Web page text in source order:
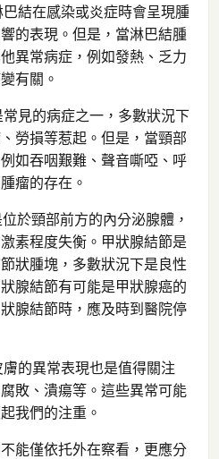
結在感染或炎症時會呈現腫
的表現。但是，當淋巴結腫
異常病症，例如發熱、乏力
有關。
見的病症之一，多數狀況下
勞損等惹起。但是，當頸部
如吞咽艱難、聲音嘶啞、呼
瘤的存在。
於頸部前方的內分泌腺體，
素程度失衡。甲狀腺結節是
狀腫塊，多數狀況下是良性
腺結節有可能是甲狀腺癌的
腺結節時，應及時到醫院停
的異常表現也是值得關注
敗、潰瘍等。這些異常可能
我們的注重。
能僅依托外在察看，更應分